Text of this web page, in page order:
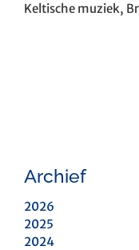
Keltische muziek,
Archief
2026
2025
2024